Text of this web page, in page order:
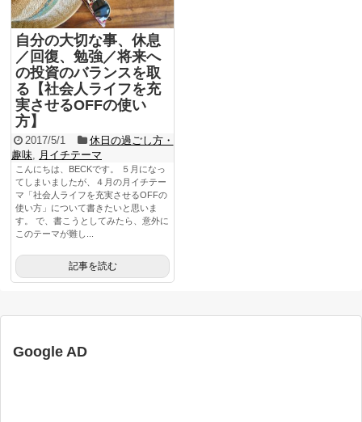
自分の大切な事、休息
／回復、勉強／将来へ
の投資のバランスを取
る【社会人ライフを充
実させるOFFの使い
方】
2017/5/1
休日の過ごし方・
趣味
月イチテーマ
こんにちは、BECKです。 ５月になっ
てしまいましたが、４月の月イチテー
マ「社会人ライフを充実させるOFFの
使い方」について書きたいと思いま
す。 で、書こうとしてみたら、意外に
このテーマが難し...
記事を読む
Google AD